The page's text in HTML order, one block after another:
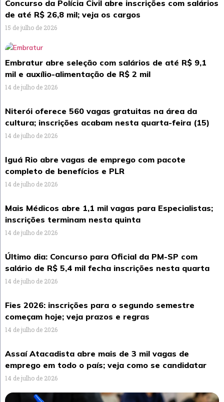
Concurso da Polícia Civil abre inscrições com salários
de até R$ 26,8 mil; veja os cargos
15 de julho de 2026
Embratur abre seleção com salários de até R$ 9,1
mil e auxílio-alimentação de R$ 2 mil
14 de julho de 2026
Niterói oferece 560 vagas gratuitas na área da
cultura; inscrições acabam nesta quarta-feira (15)
14 de julho de 2026
Iguá Rio abre vagas de emprego com pacote
completo de benefícios e PLR
14 de julho de 2026
Mais Médicos abre 1,1 mil vagas para Especialistas;
inscrições terminam nesta quinta
14 de julho de 2026
Último dia: Concurso para Oficial da PM-SP com
salário de R$ 5,4 mil fecha inscrições nesta quarta
14 de julho de 2026
Fies 2026: inscrições para o segundo semestre
começam hoje; veja prazos e regras
14 de julho de 2026
Assaí Atacadista abre mais de 3 mil vagas de
emprego em todo o país; veja como se candidatar
14 de julho de 2026